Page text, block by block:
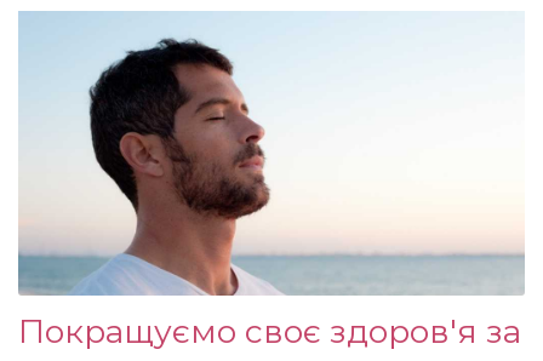
Покращуємо своє здоров'я за